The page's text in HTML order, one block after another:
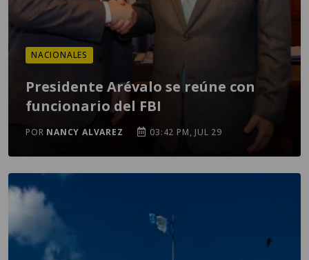
NACIONALES
Presidente Arévalo se reúne con
funcionario del FBI
POR NANCY ALVAREZ 03:42 PM, JUL 29